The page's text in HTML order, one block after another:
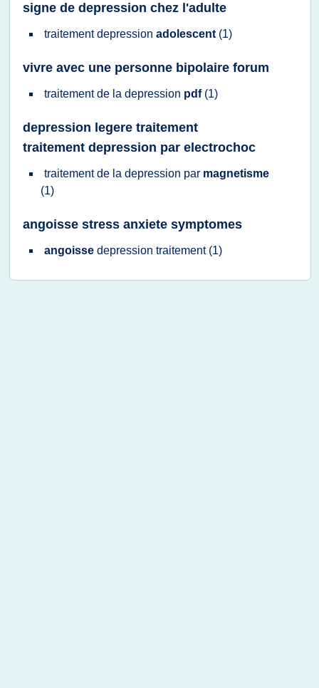
signe de depression chez l'adulte
traitement depression adolescent (1)
vivre avec une personne bipolaire forum
traitementde la depression pdf (1)
depression legere traitement
traitement depression par electrochoc
traitementde la depression par magnetisme
(1)
angoisse stress anxiete symptomes
angoisse depression traitement (1)